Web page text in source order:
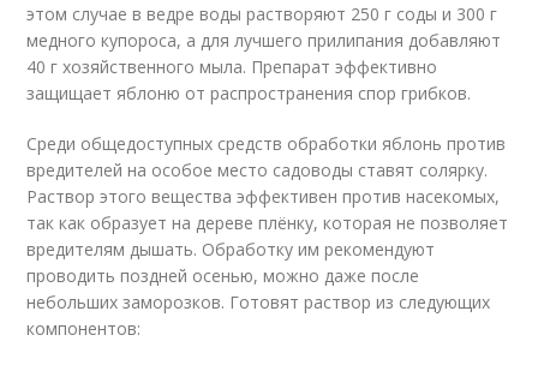
этом случае в ведре воды растворяют 250 г соды и 300 г
медного купороса, а для лучшего прилипания добавляют
40 г хозяйственного мыла. Препарат эффективно
защищает яблоню от распространения спор грибков.
Среди общедоступных средств обработки яблонь против
вредителей на особое место садоводы ставят солярку.
Раствор этого вещества эффективен против насекомых,
так как образует на дереве плёнку, которая не позволяет
вредителям дышать. Обработку им рекомендуют
проводить поздней осенью, можно даже после
небольших заморозков. Готовят раствор из следующих
компонентов: